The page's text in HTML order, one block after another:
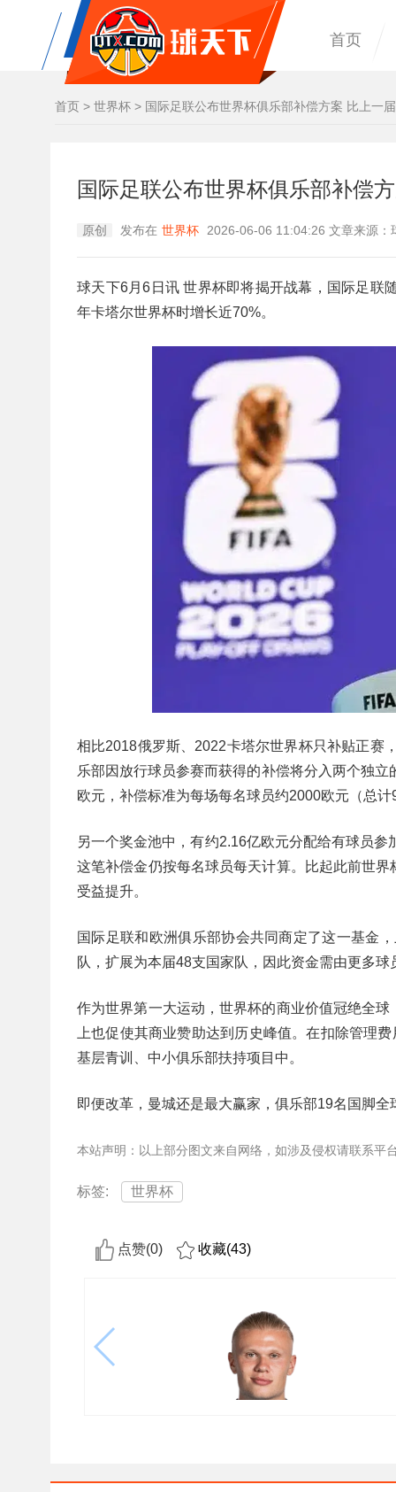
首页
首页 > 世界杯 > 国际足联公布世界杯俱乐部补偿方案 比上一
国际足联公布世界杯俱乐部补偿
原创 发布在 世界杯 2026-06-06 11:04:26 文章来源：
球天下6月6日讯 世界杯即将揭开战幕，国际足联
年卡塔尔世界杯时增长近70%。
相比2018俄罗斯、2022卡塔尔世界杯只补贴正赛
乐部因放行球员参赛而获得的补偿将分入两个独
欧元，补偿标准为每场每名球员约2000欧元（总
另一个奖金池中，有约2.16亿欧元分配给有球员
这笔补偿金仍按每名球员每天计算。比起此前世
受益提升。
国际足联和欧洲俱乐部协会共同商定了这一基金
队，扩展为本届48支国家队，因此资金需由更多球
作为世界第一大运动，世界杯的商业价值冠绝全
上也促使其商业赞助达到历史峰值。在扣除管理
基层青训、中小俱乐部扶持项目中。
即便改革，曼城还是最大赢家，俱乐部19名国脚
本站声明：以上部分图文来自网络，如涉及侵权请联系平
标签: 世界杯
点赞(0) 收藏(43)